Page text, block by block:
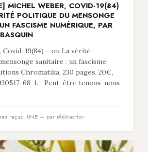
MICHEL WEBER, COVID-19(84)
POLITIQUE DU MENSONGE
FASCISME NUMÉRIQUE, PAR
Covid-19(84) – ou La vérité
sanitaire : un fascisme
Chromatika, 230 pages, 20€,
68-1. Peut-être tenons-nous
reçus, UNE — par rÃ©daction